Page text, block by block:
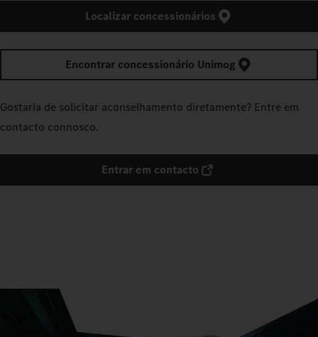
Localizar concessionários
Encontrar concessionário Unimog
Gostaria de solicitar aconselhamento diretamente? Entre em
contacto connosco.
Entrar em contacto